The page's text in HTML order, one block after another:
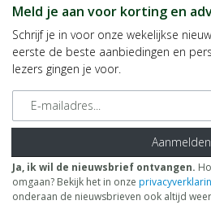
Meld je aan voor korting en
Schrijf je in voor onze wekelijkse
eerste de beste aanbiedingen en
lezers gingen je voor.
E-mailadres
Aanmelden
Ja, ik wil de nieuwsbrief ontvangen.
omgaan? Bekijk het in onze
onderaan de nieuwsbrieven ook altijd